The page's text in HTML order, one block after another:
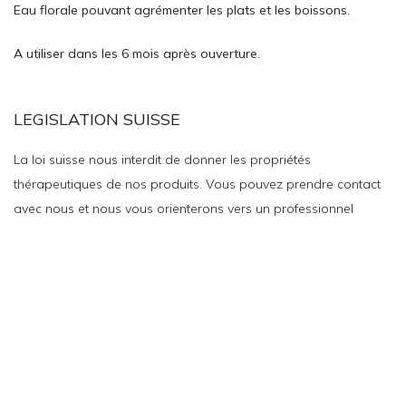
Eau florale pouvant agrémenter les plats et les boissons.
A utiliser dans les 6 mois après ouverture.
LEGISLATION SUISSE
La loi suisse nous interdit de donner les propriétés
thérapeutiques de nos produits. Vous pouvez prendre contact
avec nous et nous vous orienterons vers un professionnel